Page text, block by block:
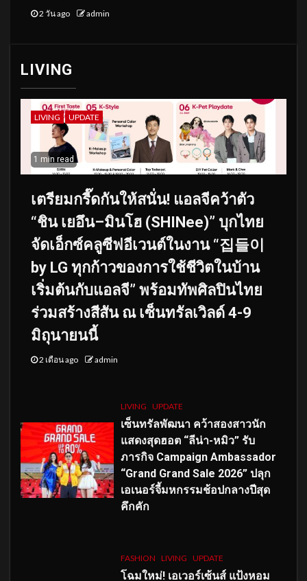
2 วัน ago admin
LIVING
LIVING UPDATE
1 min read
เตรียมกรี๊ดกันให้สนั่น! แอลจีคว้าตัว
“ชิน เยอึน–มินโฮ (SHINee)” บุกไทย
จัดเอ็กซ์คลูซีฟอีเวนต์ในงาน “집들이
by LG ทุกก้าวของการใช้ชีวิตในบ้าน
เริ่มต้นกับแอลจี” พร้อมทัพศิลปินไทย
ร่วมสร้างสีสัน ณ เซ็นทรัลเวิลด์ 4-9
มิถุนายนนี้
2 เดือน ago admin
LIVING UPDATE
เซ็นทรัลพัฒนา คว้าสองสาวนัก
แสดงสุดฮอต “ลีน่า-หมิว” รับ
ภารกิจ Campaign Ambassador
“Grand Grand Sale 2026” ปลุก
เอเนอร์จี้มหกรรมช้อปกลางปีสุด
คึกคัก
FASHION LIVING UPDATE
โฉมใหม่! เอเวอร์เซ้นส์ แป้งหอม